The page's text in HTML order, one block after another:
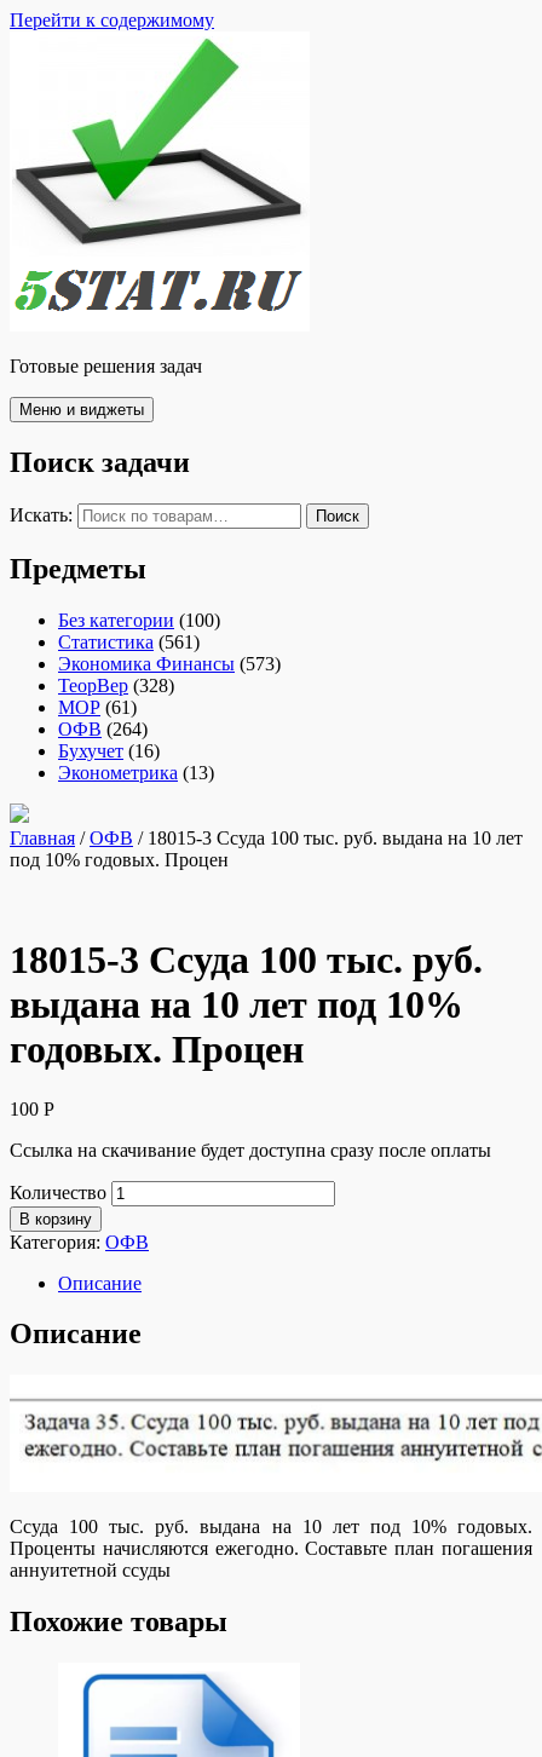
Перейти к содержимому
Готовые решения задач
Меню и виджеты
Поиск задачи
Искать: Поиск
Предметы
Без категории (100)
Статистика (561)
Экономика Финансы (573)
ТеорВер (328)
МОР (61)
ОФВ (264)
Бухучет (16)
Эконометрика (13)
Главная /ОФВ / 18015-3 Ссуда 100 тыс. руб. выдана на 10 лет
под 10% годовых. Процен
18015-3 Ссуда 100 тыс. руб.
выдана на 10 лет под 10%
годовых. Процен
100 Р
Ссылка на скачивание будет доступна сразу после оплаты
Количество
В корзину
Категория: ОФВ
Описание
Описание
Ссуда 100 тыс. руб. выдана на 10 лет под 10% годовых.
Проценты начисляются ежегодно. Составьте план погашения
аннуитетной ссуды
Похожие товары